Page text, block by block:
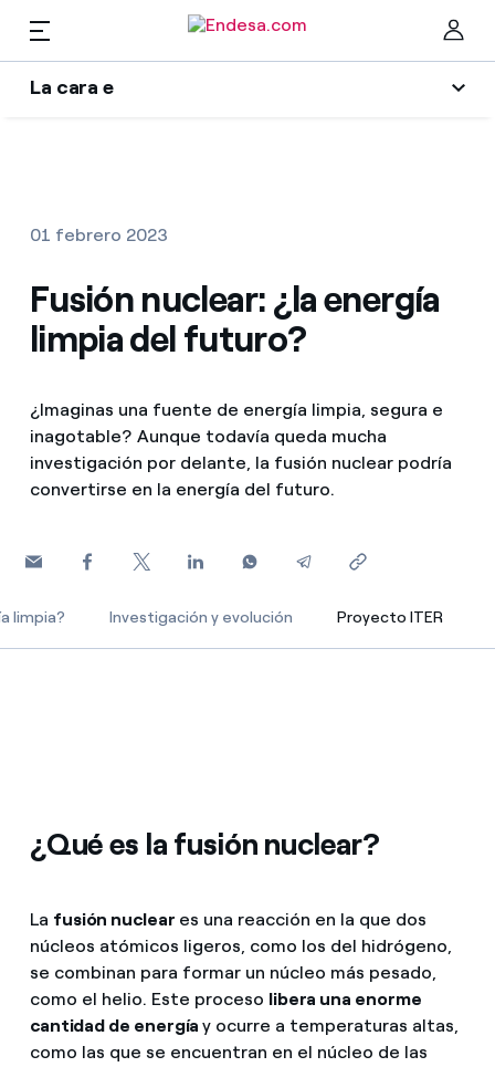
La cara e
Autores
Blog de Endesa
Music Lover
Una respuesta
El legado que seremos
Hogares
Encuentra la tarifa que más te conviene
Compara nuestras tarifas de empresa y ahorra
Por cada kWh que ahorres, te descontamos otro
¿Cómo cambiar el titular del contrato?
¿Has recibido una oferta para cambiar de
Servicios
Movilidad
PARA TI
Solar
Climatización
Te ayudamos
Estafas telefónicas
ES
01 febrero 2023
Fusión nuclear: ¿la energía
limpia del futuro?
¿Imaginas una fuente de energía limpia, segura e
inagotable? Aunque todavía queda mucha
investigación por delante, la fusión nuclear podría
convertirse en la energía del futuro.
limpia? Investigación y evolución Proyecto ITER
Proyecto ITER
¿Qué es la fusión nuclear?
La fusión nuclear es una reacción en la que dos
núcleos atómicos ligeros, como los del hidrógeno,
se combinan para formar un núcleo más pesado,
como el helio. Este proceso libera una enorme
cantidad de energíay ocurre a temperaturas altas,
como las que se encuentran en el núcleo de las